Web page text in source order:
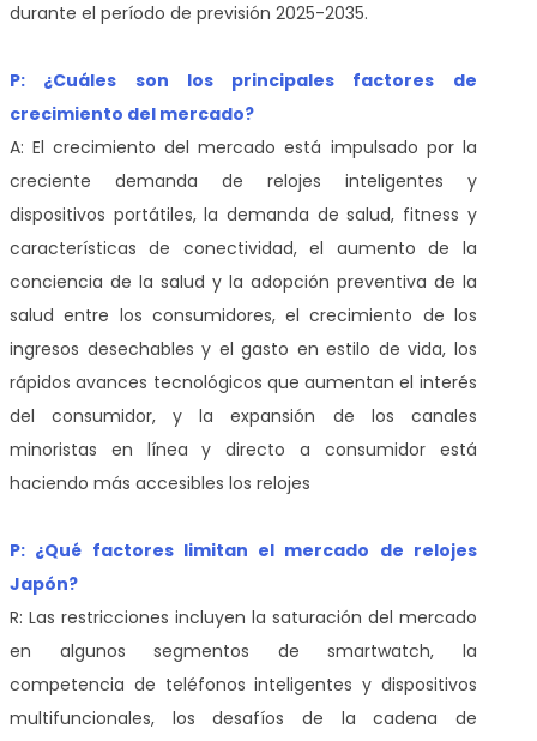
durante el período de previsión 2025-2035.
P: ¿Cuáles son los principales factores de
crecimiento del mercado?
A: El crecimiento del mercado está impulsado por la
creciente demanda de relojes inteligentes y
dispositivos portátiles, la demanda de salud, fitness y
características de conectividad, el aumento de la
conciencia de la salud y la adopción preventiva de la
salud entre los consumidores, el crecimiento de los
ingresos desechables y el gasto en estilo de vida, los
rápidos avances tecnológicos que aumentan el interés
del consumidor, y la expansión de los canales
minoristas en línea y directo a consumidor está
haciendo más accesibles los relojes
P: ¿Qué factores limitan el mercado de relojes
Japón?
R: Las restricciones incluyen la saturación del mercado
en algunos segmentos de smartwatch, la
competencia de teléfonos inteligentes y dispositivos
multifuncionales, los desafíos de la cadena de